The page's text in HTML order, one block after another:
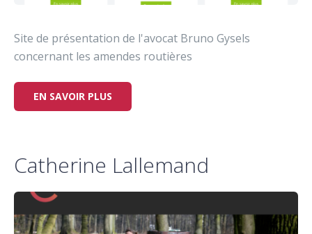
Site de présentation de l'avocat Bruno Gysels
concernant les amendes routières
EN SAVOIR PLUS
Catherine Lallemand